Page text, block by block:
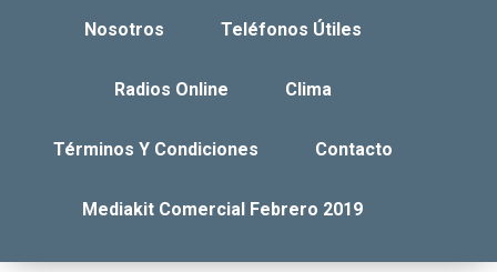
Nosotros Teléfonos Útiles
Radios Online Clima
Términos Y Condiciones Contacto
Mediakit Comercial Febrero 2019